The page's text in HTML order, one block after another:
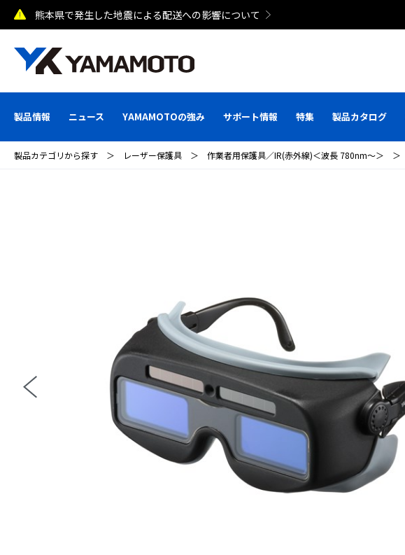
熊本県で発生した地震による配送への影響について
製品情報 ニュース YAMAMOTOの強み サポート情報 特集 製品カタログ
製品カテゴリから探す ＞ レーザー保護具 ＞ 作業者用保護具／IR(赤外線)＜波長 780nm～＞ ＞